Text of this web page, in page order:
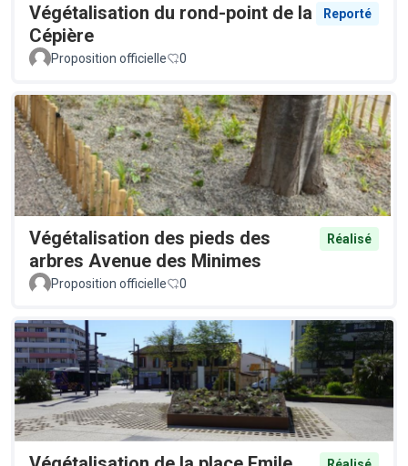
Végétalisation du rond-point de la
Cépière
Reporté
Proposition officielle 0
Végétalisation des pieds des
arbres Avenue des Minimes
Réalisé
Proposition officielle 0